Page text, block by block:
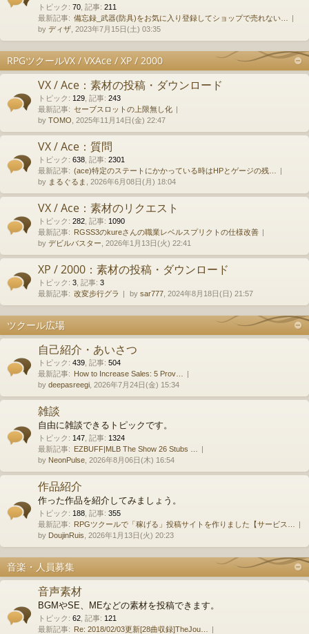
トピック : 70 記事: 211
最新記事: 備忘録_武器(防具)をお気に入り登録してショップで売れない…
by ディザ , 2023年7月15日(土) 03:35
RPGツクールVX / VXAce / XP / 2000
VX / Ace：素材の投稿・ダウンロード
トピック : 129 記事: 243
最新記事: セーブスロットの上限無し化
by TOMO , 2025年11月14日(金) 22:47
VX / Ace：質問
トピック : 638 記事: 2301
最新記事: (ace)特定のステートにかかっている時はHPとゲージの残…
by まるぐるま , 2026年6月08日(月) 18:04
VX / Ace：素材のリクエスト
トピック : 282 記事: 1090
最新記事: RGSS3のkureさんの職業レベルスプリクトの仕様改善
by デビルバスター , 2026年1月13日(火) 22:41
XP / 2000：素材の投稿・ダウンロード
トピック : 3 記事: 3
最新記事: 改変步行グラ by sar777 , 2024年8月18日(日) 21:57
ツクール広場
自己紹介・あいさつ
トピック : 439 記事: 504
最新記事: How to Increase Sales: 5 Prov…
by deepasreegi , 2026年7月24日(金) 15:34
雑談
自由に雑談できるトピックです。
トピック : 147 記事: 1324
最新記事: EZBUFF|MLB The Show 26 Stubs …
by NeonPulse , 2026年8月06日(木) 16:54
作品紹介
作った作品を紹介してみましょう。
トピック : 188 記事: 355
最新記事: RPGツクールで「稼げる」投稿サイトを作りました【サービス…
by DoujinRuis , 2026年1月13日(火) 20:23
音楽・人員募集
音声素材
BGMやSE、MEなどの素材を投稿できます。
トピック : 62 記事: 121
最新記事: Re: 2018/02/03更新[28曲収録]TheJou…